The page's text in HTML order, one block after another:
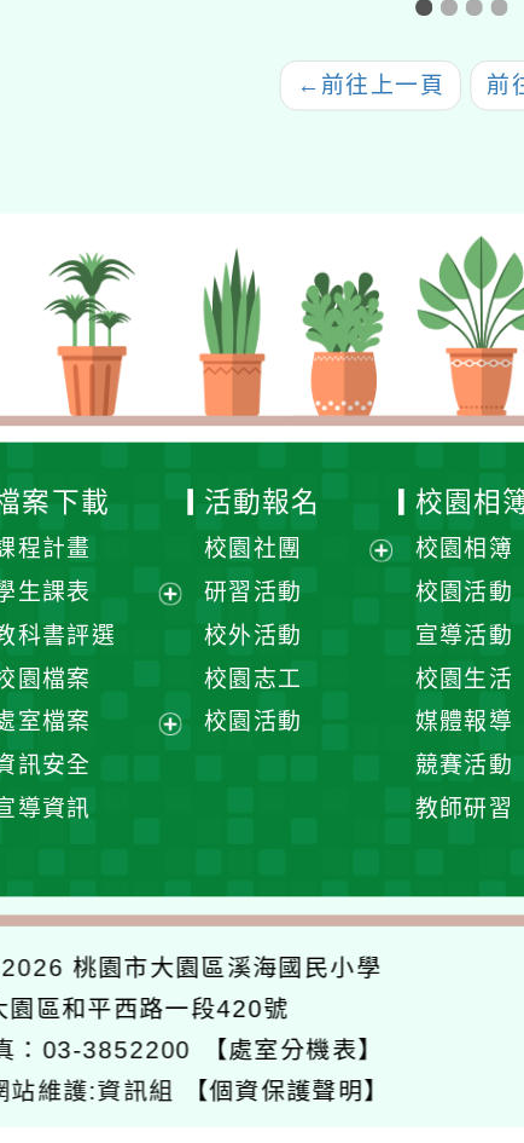
← 前往上一頁 前
案下載
程計畫
生課表
單
科書評選
園檔案
室檔案
訊安全
導資訊
活動報名
校園社團
研習活動
校外活動
校園志工
校園活動
校園相
校園相簿
校園活動
宣導活動
校園生活
媒體報導
競賽活動
教師研習
2026桃園市大園區溪海國民小學
區和平西路一段420號
：03-3852200
【處室分機表】
站維護:資訊組 【個資保護聲明】